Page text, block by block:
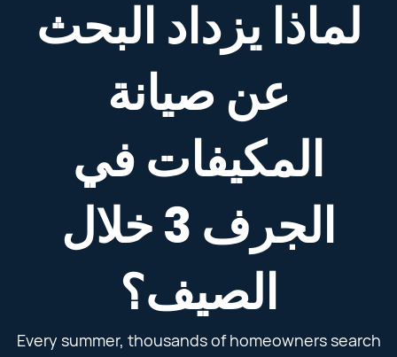
لماذا يزداد البحث
عن صيانة
المكيفات في
الجرف 3 خلال
الصيف؟
Every summer, thousands of homeowners search